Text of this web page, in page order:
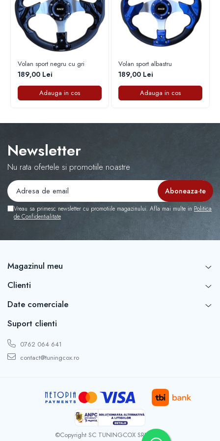
Capace r16 Toyota
Capace r16 Volvo
Capace r16 VW
Capace roti marimea 12'
Volan sport negru cu gri
189,00 Lei
Adauga in cos
Volan sport albastru
189,00 Lei
Adauga in cos
Newsletter
Nu rata ofertele si promotiile noastre
Vreau sa primesc newsletter cu promotiile magazinului. Afla mai multe in Politica
de Confidentialitate
Magazinul meu
Clienti
Date comerciale
Suport clienti
0762 064 641
contact@tuningcox.ro
©Copyright SC TUNINGCOX SRL 2026